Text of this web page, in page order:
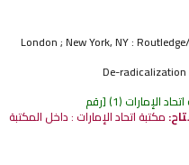
London ; New York, NY :
De-radicalization
الإمارات (1) رقم
مكتبة اتحاد الإمارات : داخل المكتبة